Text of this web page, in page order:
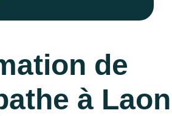
de
à Laon